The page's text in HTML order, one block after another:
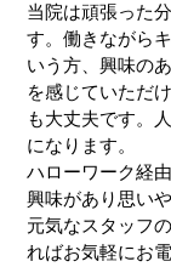
当院は頑張った
す。働きながら
いう方、興味の
を感じていただ
も大丈夫です。
になります。
ハローワーク経
興味があり思い
元気なスタッフ
ればお気軽にお